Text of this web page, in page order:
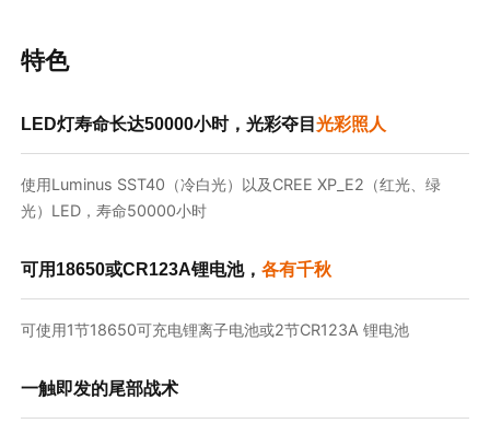
特色
LED灯寿命长达50000小时，光彩夺目光彩照人
使用Luminus SST40（冷白光）以及CREE XP_E2（红光、绿
光）LED，寿命50000小时
可用18650或CR123A锂电池，各有千秋
可使用1节18650可充电锂离子电池或2节CR123A 锂电池
一触即发的尾部战术